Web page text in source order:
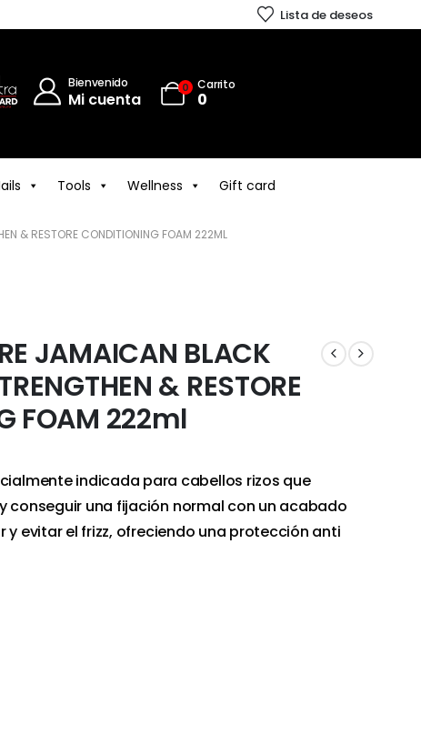
Lista de deseos
Bienvenido
Mi cuenta
0 Carrito
0
Tools Wellness Gift card
& RESTORE CONDITIONING FOAM 222ML
JAMAICAN BLACK
& RESTORE
FOAM 222ml
indicada para cabellos rizos que
conseguir una fijación normal con un acabado
y evitar el frizz, ofreciendo una protección anti